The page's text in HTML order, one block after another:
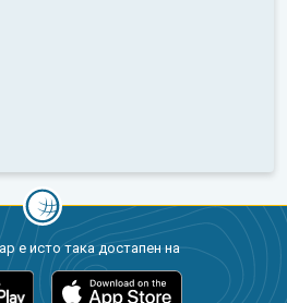
е исто така достапен на